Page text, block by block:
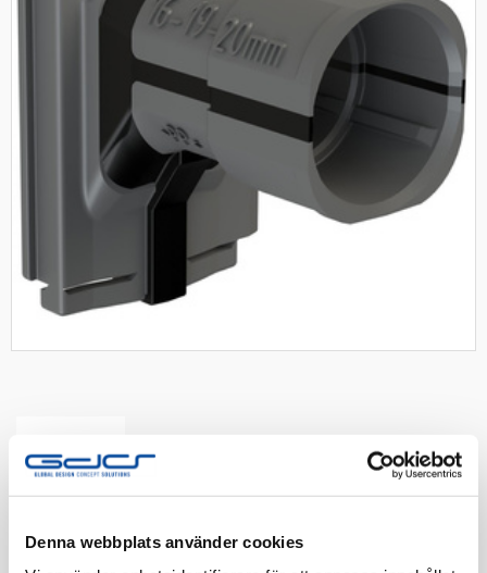
Denna webbplats använder cookies
Rutab enkelstuts 16/20 för dosa